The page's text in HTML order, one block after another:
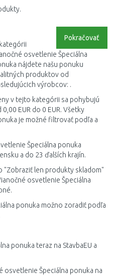
Pokračovať
osvetlenie Špeciálna
nájdete našu ponuku
produktov od
výrobcov: .
v tejto kategórii sa pohybujú
0,00 EUR do 0 EUR. Všetky
je možné filtrovať podľa a
Špeciálna ponuka
a do 23 ďalších krajín.
"Zobraziť len produkty skladom"
osvetlenie Špeciálna
ponuka možno zoradiť podľa
ponuka teraz na StavbaEU a
osvetlenie Špeciálna ponuka na